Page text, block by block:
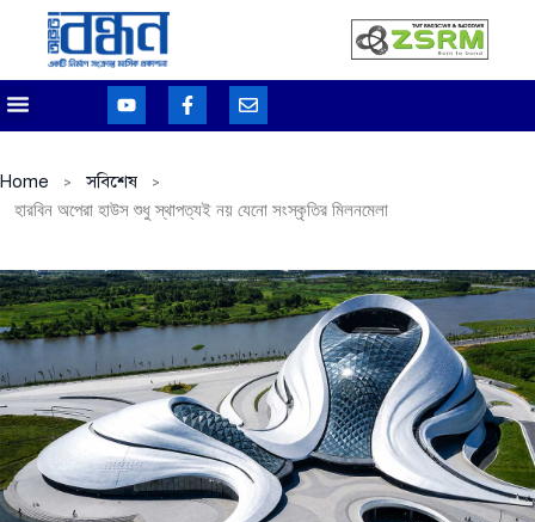
Home
সবিশেষ
হারবিন অপেরা হাউস শুধু স্থাপত্যই নয় যেনো সংস্কৃতির মিলনমেলা